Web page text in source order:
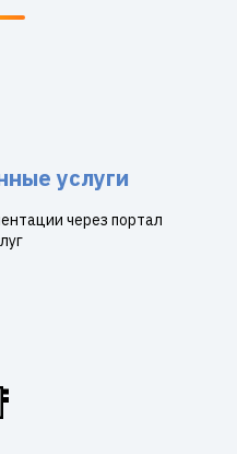
услуги
через портал